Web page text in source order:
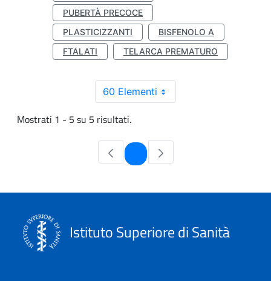
PUBERTÀ PRECOCE
PLASTICIZZANTI
BISFENOLO A
FTALATI
TELARCA PREMATURO
60 Elementi
Mostrati 1 - 5 su 5 risultati.
Pagina
Istituto Superiore di Sanità